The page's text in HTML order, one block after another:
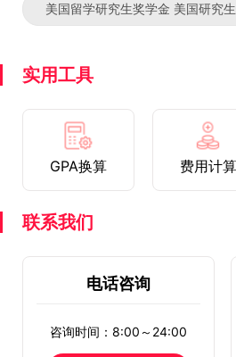
美国留学研究生奖学金 美国研究
实用工具
GPA换算 费用计算
联系我们
电话咨询
咨询时间：8:00～24:00